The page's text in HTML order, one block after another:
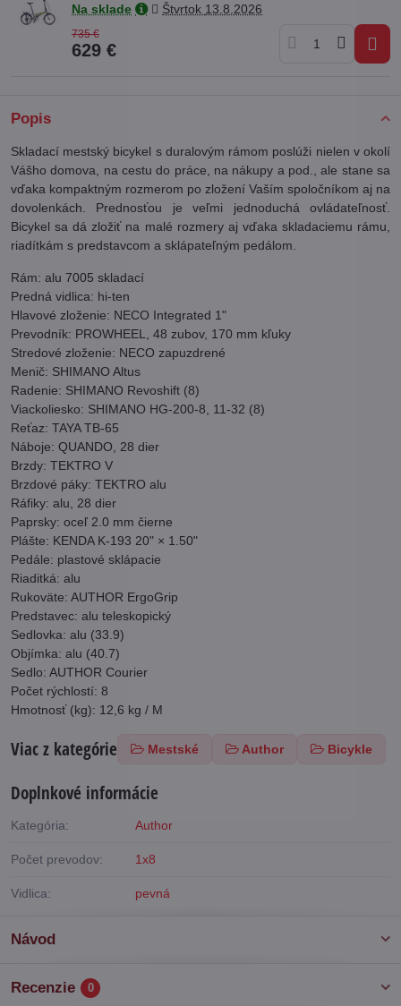
Na sklade
Štvrtok 13.8.2026
735 €
629 €
Popis
Skladací mestský bicykel s duralovým rámom poslúži nielen v okolí
Vášho domova, na cestu do práce, na nákupy a pod., ale stane sa
vďaka kompaktným rozmerom po zložení Vaším spoločníkom aj na
dovolenkách. Prednosťou je veľmi jednoduchá ovládateľnosť.
Bicykel sa dá zložiť na malé rozmery aj vďaka skladaciemu rámu,
riadítkám s predstavcom a sklápateľným pedálom.
Rám: alu 7005 skladací
Predná vidlica: hi-ten
Hlavové zloženie: NECO Integrated 1"
Prevodník: PROWHEEL, 48 zubov, 170 mm kľuky
Stredové zloženie: NECO zapuzdrené
Menič: SHIMANO Altus
Radenie: SHIMANO Revoshift (8)
Viackoliesko: SHIMANO HG-200-8, 11-32 (8)
Reťaz: TAYA TB-65
Náboje: QUANDO, 28 dier
Brzdy: TEKTRO V
Brzdové páky: TEKTRO alu
Ráfiky: alu, 28 dier
Paprsky: oceľ 2.0 mm čierne
Plášte: KENDA K-193 20" × 1.50"
Pedále: plastové sklápacie
Riaditká: alu
Rukoväte: AUTHOR ErgoGrip
Predstavec: alu teleskopický
Sedlovka: alu (33.9)
Objímka: alu (40.7)
Sedlo: AUTHOR Courier
Počet rýchlostí: 8
Hmotnosť (kg): 12,6 kg / M
Viac z kategórie Mestské Author Bicykle
Doplnkové informácie
Kategória: Author
Počet prevodov: 1x8
Vidlica: pevná
Návod
Recenzie 0